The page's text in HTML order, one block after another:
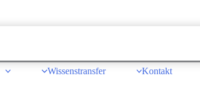
Wissenstransfer
Kontakt